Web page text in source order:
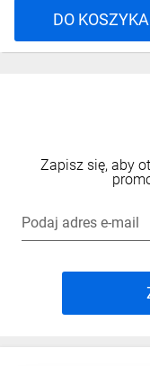
DO KOSZYKA
Zapisz się, aby
Podaj adres e-mail